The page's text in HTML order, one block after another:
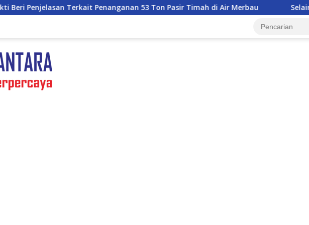
Penanganan 53 Ton Pasir Timah di Air Merbau Selain Membangun, TMMD